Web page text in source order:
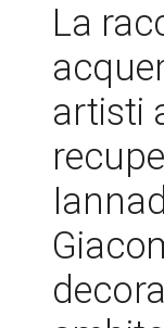
La
artisti